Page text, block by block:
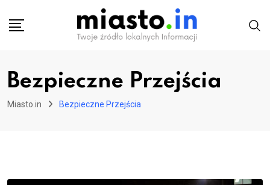
Bezpieczne Przejścia
Miasto.in Bezpieczne Przejścia